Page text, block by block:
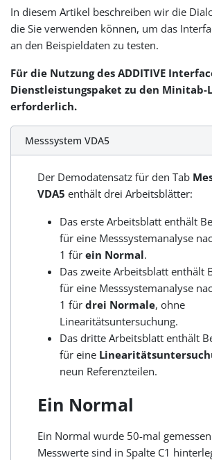
In diesem Artikel beschreiben wir die
die Sie verwenden können, um das
an den Beispieldaten zu testen.
Für die Nutzung des ADDITIVE
Dienstleistungspaket zu den Minitab-
erforderlich.
Messsystem VDA5
Der Demodatensatz für den Tab
VDA5 enthält drei Arbeitsblätter:
Das erste Arbeitsblatt enthält
für eine Messsystemanalyse
1 fürein Normal.
Das zweite Arbeitsblatt enthält
für eine Messsystemanalyse
1 fürdrei Normale, ohne
Linearitätsuntersuchung.
Das dritte Arbeitsblatt enthält
für eine
neun Referenzteilen.
Ein Normal
Ein Normal wurde 50-mal
Messwerte sind in Spalte C1